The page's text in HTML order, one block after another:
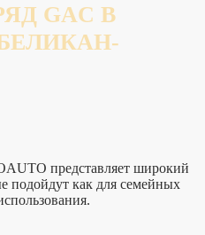
GAC В
представляет широкий
подойдут как для семейных